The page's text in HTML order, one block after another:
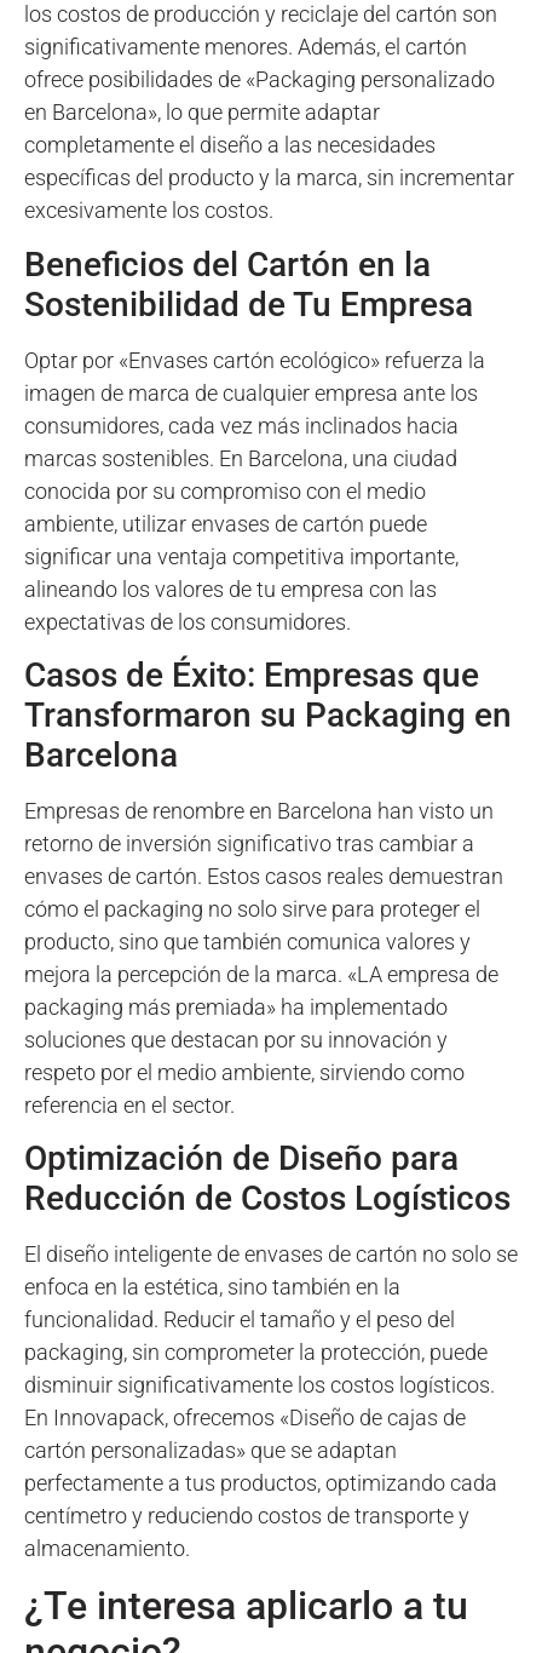
los costos de producción y reciclaje del cartón son
significativamente menores. Además, el cartón
ofrece posibilidades de «Packaging personalizado
en Barcelona», lo que permite adaptar
completamente el diseño a las necesidades
específicas del producto y la marca, sin incrementar
excesivamente los costos.
Beneficios del Cartón en la
Sostenibilidad de Tu Empresa
Optar por «Envases cartón ecológico» refuerza la
imagen de marca de cualquier empresa ante los
consumidores, cada vez más inclinados hacia
marcas sostenibles. En Barcelona, una ciudad
conocida por su compromiso con el medio
ambiente, utilizar envases de cartón puede
significar una ventaja competitiva importante,
alineando los valores de tu empresa con las
expectativas de los consumidores.
Casos de Éxito: Empresas que
Transformaron su Packaging en
Barcelona
Empresas de renombre en Barcelona han visto un
retorno de inversión significativo tras cambiar a
envases de cartón. Estos casos reales demuestran
cómo el packaging no solo sirve para proteger el
producto, sino que también comunica valores y
mejora la percepción de la marca. «LA empresa de
packaging más premiada» ha implementado
soluciones que destacan por su innovación y
respeto por el medio ambiente, sirviendo como
referencia en el sector.
Optimización de Diseño para
Reducción de Costos Logísticos
El diseño inteligente de envases de cartón no solo se
enfoca en la estética, sino también en la
funcionalidad. Reducir el tamaño y el peso del
packaging, sin comprometer la protección, puede
disminuir significativamente los costos logísticos.
En Innovapack, ofrecemos «Diseño de cajas de
cartón personalizadas» que se adaptan
perfectamente a tus productos, optimizando cada
centímetro y reduciendo costos de transporte y
almacenamiento.
¿Te interesa aplicarlo a tu